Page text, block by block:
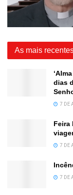
As mais
dias
7 DE
Feira
7 DE
7 DE